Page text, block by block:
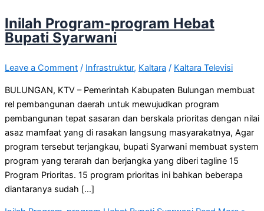
Inilah Program-program Hebat
Bupati Syarwani
Leave a Comment / Infrastruktur, Kaltara / Kaltara Televisi
BULUNGAN, KTV – Pemerintah Kabupaten Bulungan membuat
rel pembangunan daerah untuk mewujudkan program
pembangunan tepat sasaran dan berskala prioritas dengan nilai
asaz mamfaat yang di rasakan langsung masyarakatnya, Agar
program tersebut terjangkau, bupati Syarwani membuat system
program yang terarah dan berjangka yang diberi tagline 15
Program Prioritas. 15 program prioritas ini bahkan beberapa
diantaranya sudah […]